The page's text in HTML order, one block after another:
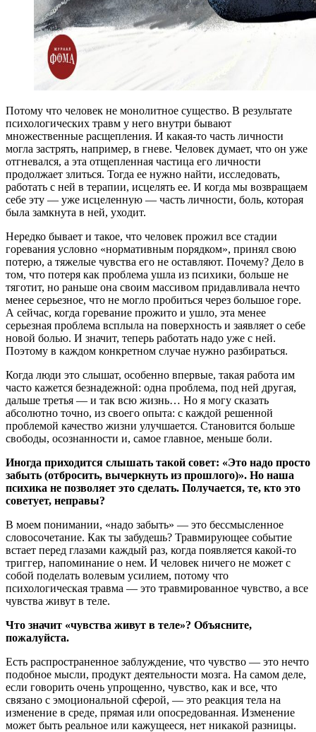
Потому что человек не монолитное существо. В результате
психологических травм у него внутри бывают
множественные расщепления. И какая-то часть личности
могла застрять, например, в гневе. Человек думает, что он уже
отгневался, а эта отщепленная частица его личности
продолжает злиться. Тогда ее нужно найти, исследовать,
работать с ней в терапии, исцелять ее. И когда мы возвращаем
себе эту — уже исцеленную — часть личности, боль, которая
была замкнута в ней, уходит.
Нередко бывает и такое, что человек прожил все стадии
горевания условно «нормативным порядком», принял свою
потерю, а тяжелые чувства его не оставляют. Почему? Дело в
том, что потеря как проблема ушла из психики, больше не
тяготит, но раньше она своим массивом придавливала нечто
менее серьезное, что не могло пробиться через большое горе.
А сейчас, когда горевание прожито и ушло, эта менее
серьезная проблема всплыла на поверхность и заявляет о себе
новой болью. И значит, теперь работать надо уже с ней.
Поэтому в каждом конкретном случае нужно разбираться.
Когда люди это слышат, особенно впервые, такая работа им
часто кажется безнадежной: одна проблема, под ней другая,
дальше третья — и так всю жизнь… Но я могу сказать
абсолютно точно, из своего опыта: с каждой решенной
проблемой качество жизни улучшается. Становится больше
свободы, осознанности и, самое главное, меньше боли.
Иногда приходится слышать такой совет: «Это надо просто
забыть (отбросить, вычеркнуть из прошлого)». Но наша
психика не позволяет это сделать. Получается, те, кто это
советует, неправы?
В моем понимании, «надо забыть» — это бессмысленное
словосочетание. Как ты забудешь? Травмирующее событие
встает перед глазами каждый раз, когда появляется какой-то
триггер, напоминание о нем. И человек ничего не может с
собой поделать волевым усилием, потому что
психологическая травма — это травмированное чувство, а все
чувства живут в теле.
Что значит «чувства живут в теле»? Объясните,
пожалуйста.
Есть распространенное заблуждение, что чувство — это нечто
подобное мысли, продукт деятельности мозга. На самом деле,
если говорить очень упрощенно, чувство, как и все, что
связано с эмоциональной сферой, — это реакция тела на
изменение в среде, прямая или опосредованная. Изменение
может быть реальное или кажущееся, нет никакой разницы.